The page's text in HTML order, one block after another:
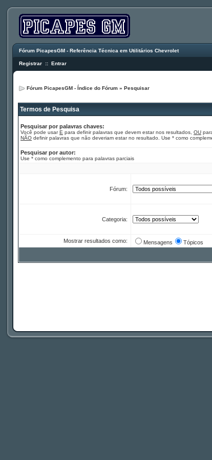
Fórum PicapesGM - Referência Técnica em Utilitários Chevrolet
Registrar :: Entrar
Fórum PicapesGM - Índice do Fórum » Pesquisar
Termos de Pesquisa
Pesquisar por palavras chaves:
Você pode usarE para definir palavras que devem estar nos resultados, OU
NÃO definir palavras que não deveriam estar no resultado. Use * como
Pesquisar por autor:
Use * como complemento para palavras parciais
Fórum:
Categoria:
Mostrar resultados como:
Mensagens Tópicos